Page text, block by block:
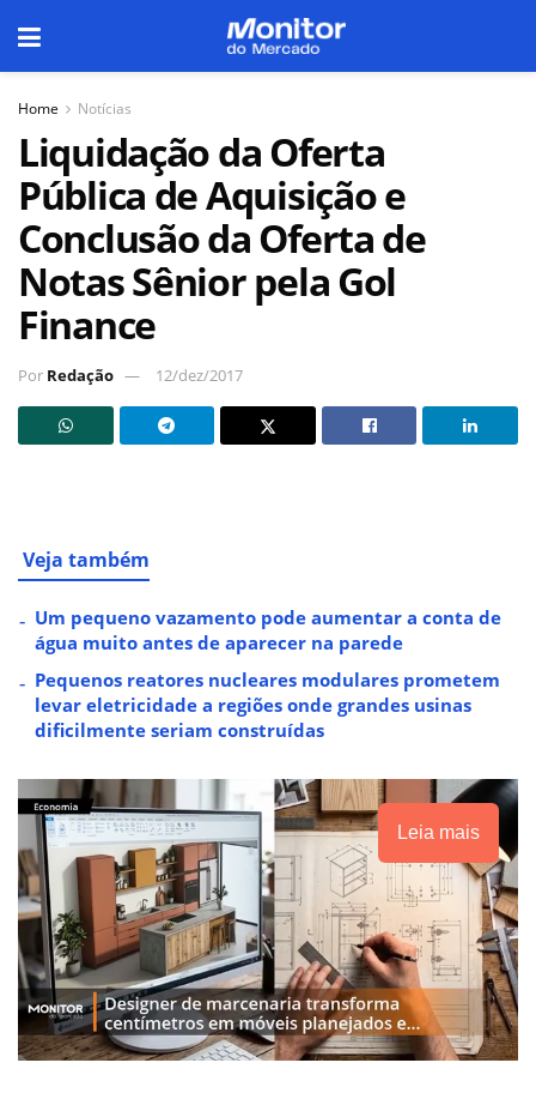
Home Notícias
Liquidação da Oferta
Pública de Aquisição e
Conclusão da Oferta de
Notas Sênior pela Gol
Finance
Por Redação 12/dez/2017
Veja também
Um pequeno vazamento pode aumentar a conta de
água muito antes de aparecer na parede
Pequenos reatores nucleares modulares prometem
levar eletricidade a regiões onde grandes usinas
dificilmente seriam construídas
Leia mais